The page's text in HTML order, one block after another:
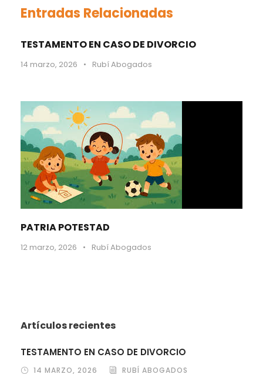
Entradas Relacionadas
TESTAMENTO EN CASO DE DIVORCIO
14 marzo, 2026 • Rubí Abogados
PATRIA POTESTAD
12 marzo, 2026 • Rubí Abogados
Artículos recientes
TESTAMENTO EN CASO DE DIVORCIO
14 MARZO, 2026 RUBÍ ABOGADOS